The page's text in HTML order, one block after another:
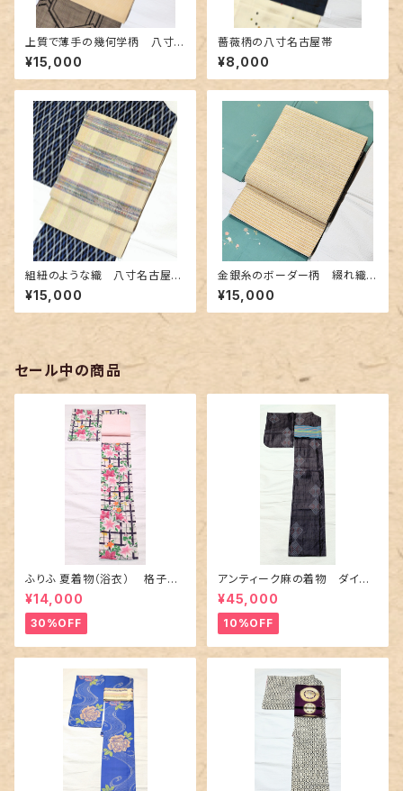
上質で薄手の幾何学柄 八寸
の名古屋帯
¥15,000
薔薇柄の八寸名古屋帯
¥8,000
組紐のような織 八寸名古屋帯
(カラフルなボーダー柄)
¥15,000
金銀糸のボーダー柄 綴れ織り
の名古屋帯
¥15,000
セール中の商品
ふりふ 夏着物（浴衣） 格子に
百合や秋草花
¥14,000
30%OFF
アンティーク麻の着物 ダイヤ
に市松柄の上布
¥45,000
10%OFF